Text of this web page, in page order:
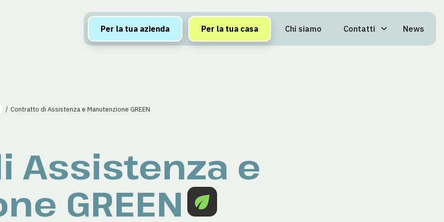
Per la tua azienda Per la tua casa Chi siamo Contatti News
Contratto di Assistenza e Manutenzione GREEN
Assistenza e
GREEN